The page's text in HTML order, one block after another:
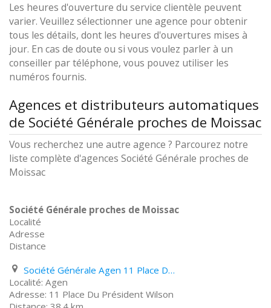
Les heures d'ouverture du service clientèle peuvent
varier. Veuillez sélectionner une agence pour obtenir
tous les détails, dont les heures d'ouvertures mises à
jour. En cas de doute ou si vous voulez parler à un
conseiller par téléphone, vous pouvez utiliser les
numéros fournis.
Agences et distributeurs automatiques
de Société Générale proches de Moissac
Vous recherchez une autre agence ? Parcourez notre
liste complète d'agences Société Générale proches de
Moissac
Société Générale proches de Moissac
Localité
Adresse
Distance
Société Générale Agen 11 Place Du Président Wilson
Agen
11 Place Du Président Wilson